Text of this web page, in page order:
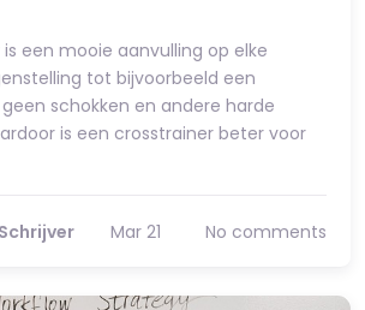
een mooie aanvulling op elke
tot bijvoorbeeld een
schokken en andere harde
is een crosstrainer beter voor
Mar 21 No comments